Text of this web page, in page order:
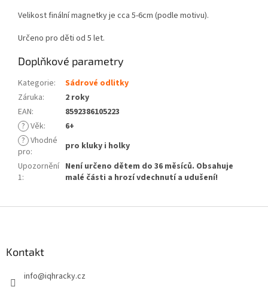
Velikost finální magnetky je cca 5-6cm (podle motivu).
Určeno pro děti od 5 let.
Doplňkové parametry
Kategorie:
Sádrové odlitky
Záruka:
2 roky
EAN:
8592386105223
? Věk:
6+
? Vhodné
pro:
pro kluky i holky
Upozornění
1:
Není určeno dětem do 36 měsíců. Obsahuje
malé části a hrozí vdechnutí a udušení!
Kontakt
info@iqhracky.cz